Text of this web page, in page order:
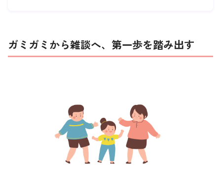
ガミガミから雑談へ、第一歩を踏み出す